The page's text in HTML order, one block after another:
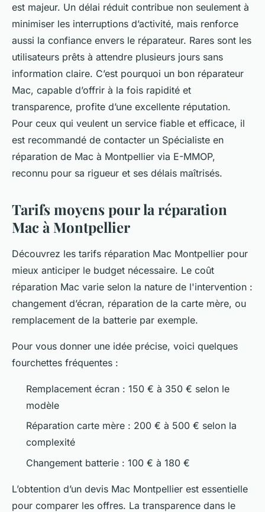
est majeur. Un délai réduit contribue non seulement à
minimiser les interruptions d’activité, mais renforce
aussi la confiance envers le réparateur. Rares sont les
utilisateurs prêts à attendre plusieurs jours sans
information claire. C’est pourquoi un bon réparateur
Mac, capable d’offrir à la fois rapidité et
transparence, profite d’une excellente réputation.
Pour ceux qui veulent un service fiable et efficace, il
est recommandé de contacter un Spécialiste en
réparation de Mac à Montpellier via E-MMOP,
reconnu pour sa rigueur et ses délais maîtrisés.
Tarifs moyens pour la réparation
Mac à Montpellier
Découvrez les tarifs réparation Mac Montpellier pour
mieux anticiper le budget nécessaire. Le coût
réparation Mac varie selon la nature de l'intervention :
changement d’écran, réparation de la carte mère, ou
remplacement de la batterie par exemple.
Pour vous donner une idée précise, voici quelques
fourchettes fréquentes :
Remplacement écran : 150 € à 350 € selon le
modèle
Réparation carte mère : 200 € à 500 € selon la
complexité
Changement batterie : 100 € à 180 €
L’obtention d’un devis Mac Montpellier est essentielle
pour comparer les offres. La transparence dans le